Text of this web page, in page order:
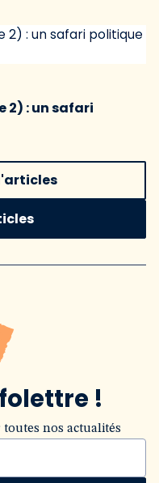
2) : un safari
!
nos actualités